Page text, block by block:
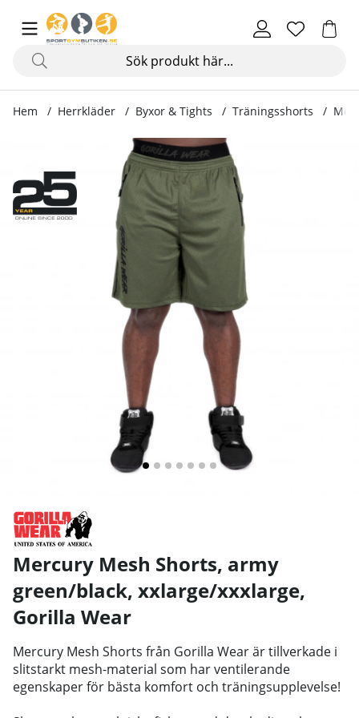
Hem Herrkläder Byxor & Tights Träningsshorts
Produktbilder Mercury Mesh Shorts, army green/black
Mercury Mesh Shorts, army
green/black, xxlarge/xxxlarge,
Gorilla Wear
Mercury Mesh Shorts från Gorilla Wear är tillverkade i
slitstarkt mesh-material som har ventilerande
egenskaper för bästa komfort och träningsupplevelse!